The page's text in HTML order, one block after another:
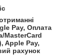
Pay, Оплата
MasterCard
Apple Pay,
рахунок